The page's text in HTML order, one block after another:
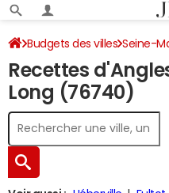
Budgets des villes Seine-
Anglesqueville-la-Bras-Long
Recettes
Long (76740)